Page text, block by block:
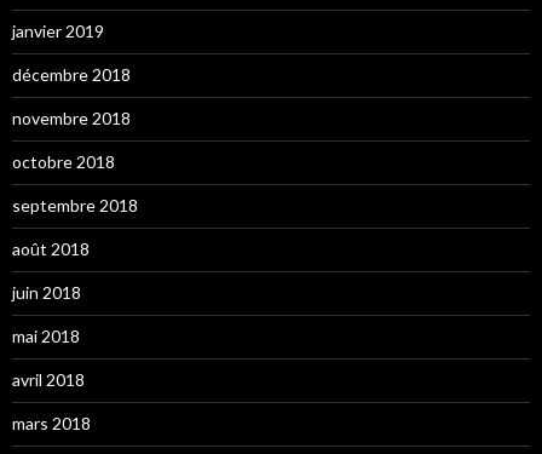
janvier 2019
décembre 2018
novembre 2018
octobre 2018
septembre 2018
août 2018
juin 2018
mai 2018
avril 2018
mars 2018